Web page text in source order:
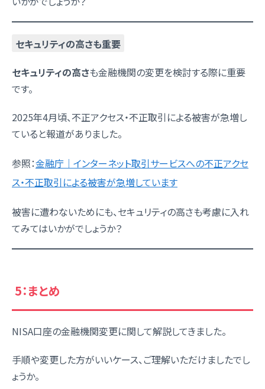
セキュリティの高さも重要
セキュリティの高さも金融機関の変更を検討する際に重要
です。
2025年4月頃、不正アクセス・不正取引による被害が急増し
ていると報道がありました。
参照：金融庁｜インターネット取引サービスへの不正アクセ
ス・不正取引による被害が急増しています
被害に遭わないためにも、セキュリティの高さも考慮に入れ
てみてはいかがでしょうか？
5：まとめ
NISA口座の金融機関変更に関して解説してきました。
手順や変更した方がいいケース、ご理解いただけましたでし
ょうか。